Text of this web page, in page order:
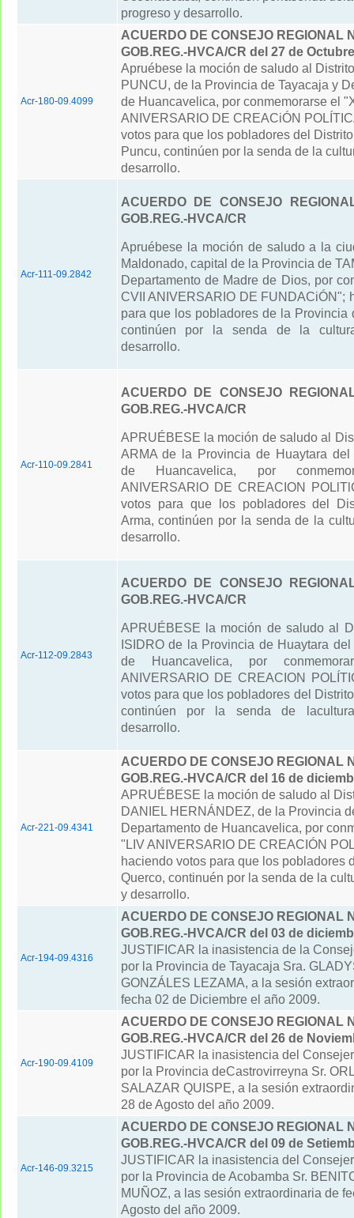
progreso y desarrollo.
Acr-180-09.4099
ACUERDO DE CONSEJO REGIONAL
GOB.REG.-HVCA/CR del 27 de
Apruébese la moción de saludo al
PUNCU, de la Provincia de Tayacaja y
de Huancavelica, por conmemorarse el
ANIVERSARIO DE CREACiÓN
votos para que los pobladores del
Puncu, continúen por la senda de la
desarrollo.
Acr-111-09.2842
ACUERDO DE CONSEJO
GOB.REG.-HVCA/CR
Apruébese la moción de saludo a la
Maldonado, capital de la Provincia de
Departamento de Madre de Dios, por
CVII ANIVERSARIO DE FUNDACiÓN";
para que los pobladores de la Provincia
continúen por la senda de la
desarrollo.
Acr-110-09.2841
ACUERDO DE CONSEJO
GOB.REG.-HVCA/CR
APRUÉBESE la moción de saludo al
ARMA de la Provincia de Huaytara del
de Huancavelica, por
ANIVERSARlO DE CREACION
votos para que los pobladores del
Arma, continúen por la senda de la
desarrollo.
Acr-112-09.2843
ACUERDO DE CONSEJO
GOB.REG.-HVCA/CR
APRUÉBESE la moción de saludo al
ISIDRO de la Provincia de Huaytara del
de Huancavelica, por
ANIVERSARIO DE CREACION
votos para que los pobladores del
continúen por la senda de
desarrollo.
Acr-221-09.4341
ACUERDO DE CONSEJO REGIONAL
GOB.REG.-HVCA/CR del 16 de
APRUÉBESE la moción de saludo al
DANIEL HERNÁNDEZ, de la Provincia
Departamento de Huancavelica, por
"LIV ANIVERSARIO DE CREACIÓN
haciendo votos para que los pobladores
Querco, continuén por la senda de la
y desarrollo.
Acr-194-09.4316
ACUERDO DE CONSEJO REGIONAL
GOB.REG.-HVCA/CR del 03 de
JUSTIFICAR la inasistencia de la
por la Provincia de Tayacaja Sra.
GONZÁLES LEZAMA, a la sesión
fecha 02 de Diciembre el año 2009.
Acr-190-09.4109
ACUERDO DE CONSEJO REGIONAL
GOB.REG.-HVCA/CR del 26 de
JUSTIFICAR la inasistencia del
por la Provincia deCastrovirreyna Sr.
SALAZAR QUISPE, a la sesión
28 de Agosto del año 2009.
Acr-146-09.3215
ACUERDO DE CONSEJO REGIONAL
GOB.REG.-HVCA/CR del 09 de
JUSTIFICAR la inasistencia del
por la Provincia de Acobamba Sr.
MUÑOZ, a las sesión extraordinaria de
Agosto del año 2009.